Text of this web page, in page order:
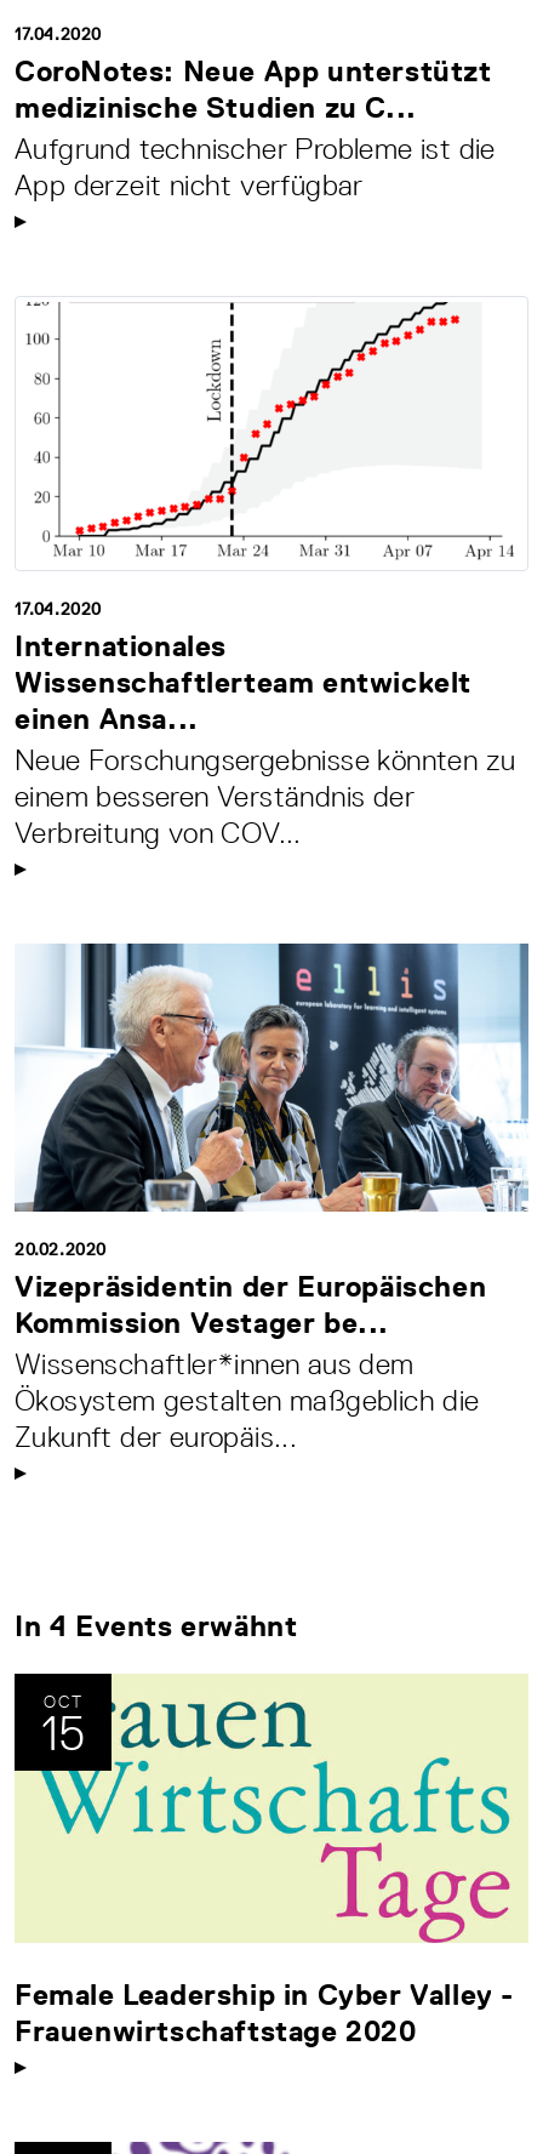
17.04.2020
CoroNotes: Neue App unterstützt
medizinische Studien zu C...
Aufgrund technischer Probleme ist die
App derzeit nicht verfügbar
17.04.2020
Internationales
Wissenschaftlerteam entwickelt
einen Ansa...
Neue Forschungsergebnisse könnten zu
einem besseren Verständnis der
Verbreitung von COV...
20.02.2020
Vizepräsidentin der Europäischen
Kommission Vestager be...
Wissenschaftler*innen aus dem
Ökosystem gestalten maßgeblich die
Zukunft der europäis...
In 4 Events erwähnt
OCT
15
Female Leadership in Cyber Valley -
Frauenwirtschaftstage 2020